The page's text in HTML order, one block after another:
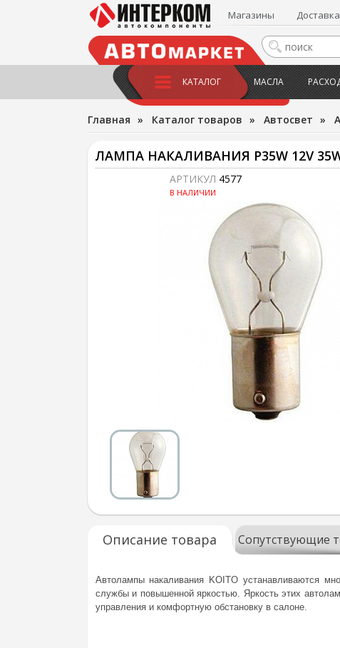
Магазины
КАТАЛОГ МАСЛА
Главная » Каталог товаров » Автосвет »
ЛАМПА НАКАЛИВАНИЯ P35W 12V
АРТИКУЛ 4577
В НАЛИЧИИ
Описание товара Сопутствующие
Автолампы накаливания KOITO устанавливаются
службы и повышенной яркостью. Яркость этих
управления и комфортную обстановку в салоне.